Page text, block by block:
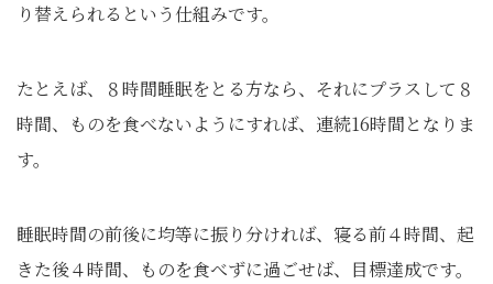
り替えられるという仕組みです。
たとえば、８時間睡眠をとる方なら、それにプラスして８
時間、ものを食べないようにすれば、連続16時間となりま
す。
睡眠時間の前後に均等に振り分ければ、寝る前４時間、起
きた後４時間、ものを食べずに過ごせば、目標達成です。